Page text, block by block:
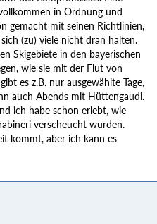
in Ordnung und
gemacht mit seinen Richtlinien,
(zu) viele nicht dran halten.
Skigebiete in den bayerischen
wie sie mit der Flut von
es z.B. nur ausgewählte Tage,
auch Abends mit Hüttengaudi.
ich habe schon erlebt, wie
verscheucht wurden.
kommt, aber ich kann es